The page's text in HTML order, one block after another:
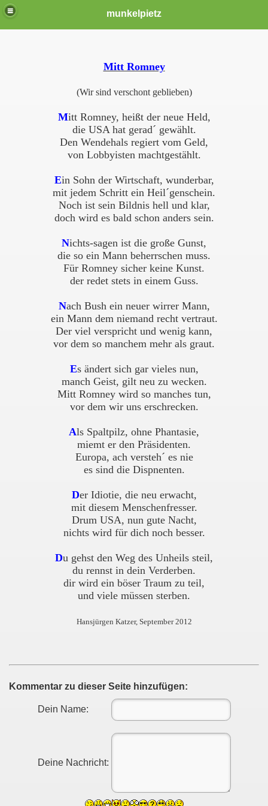
munkelpietz
Mitt Romney
(Wir sind verschont geblieben)
Mitt Romney, heißt der neue Held,
die USA hat gerad´ gewählt.
Den Wendehals regiert vom Geld,
von Lobbyisten machtgestählt.
Ein Sohn der Wirtschaft, wunderbar,
mit jedem Schritt ein Heil´genschein.
Noch ist sein Bildnis hell und klar,
doch wird es bald schon anders sein.
Nichts-sagen ist die große Gunst,
die so ein Mann beherrschen muss.
Für Romney sicher keine Kunst.
der redet stets in einem Guss.
Nach Bush ein neuer wirrer Mann,
ein Mann dem niemand recht vertraut.
Der viel verspricht und wenig kann,
vor dem so manchem mehr als graut.
Es ändert sich gar vieles nun,
manch Geist, gilt neu zu wecken.
Mitt Romney wird so manches tun,
vor dem wir uns erschrecken.
Als Spaltpilz, ohne Phantasie,
miemt er den Präsidenten.
Europa, ach versteh´ es nie
es sind die Dispnenten.
Der Idiotie, die neu erwacht,
mit diesem Menschenfresser.
Drum USA, nun gute Nacht,
nichts wird für dich noch besser.
Du gehst den Weg des Unheils steil,
du rennst in dein Verderben.
dir wird ein böser Traum zu teil,
und viele müssen sterben.
Hansjürgen Katzer, September 2012
Kommentar zu dieser Seite hinzufügen:
Dein Name:
Deine Nachricht: